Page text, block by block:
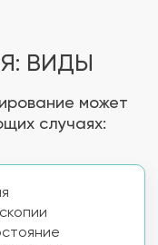
ВИДЫ
может
случаях: